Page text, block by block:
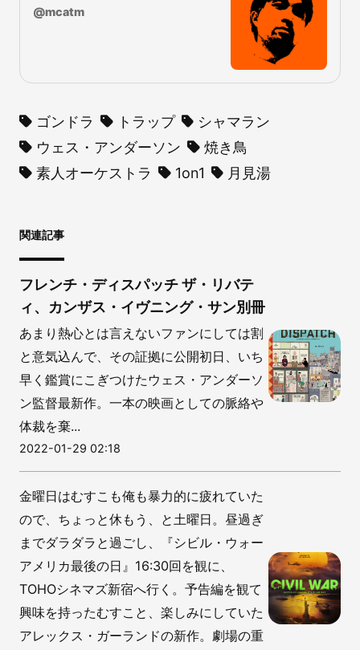
@mcatm
ゴンドラ トラップ
シャマラン
ウェス・アンダーソン
焼き鳥
素人オーケストラ
1on1 月見湯
関連記事
フレンチ・ディスパッチ ザ・リバテ
ィ、カンザス・イヴニング・サン別冊
あまり熱心とは言えないファンにしては割
と意気込んで、その証拠に公開初日、いち
早く鑑賞にこぎつけたウェス・アンダーソ
ン監督最新作。一本の映画としての脈絡や
体裁を棄...
2022-01-29 02:18
金曜日はむすこも俺も暴力的に疲れていた
ので、ちょっと休もう、と土曜日。昼過ぎ
までダラダラと過ごし、『シビル・ウォー
アメリカ最後の日』16:30回を観に、
TOHOシネマズ新宿へ行く。予告編を観て
興味を持ったむすこと、楽しみにしていた
アレックス・ガーランドの新作。劇場の重